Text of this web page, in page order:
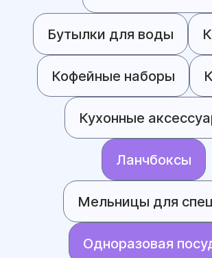
Бутылки для воды
Кофейные наборы
Кухонные
Ланчбоксы
Мельницы для
Одноразовая